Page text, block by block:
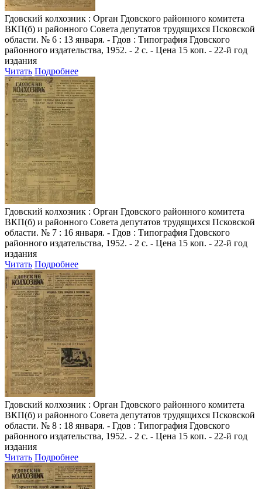
Гдовский колхозник : Орган Гдовского районного комитета
ВКП(б) и районного Совета депутатов трудящихся Псковской
области. № 6 : 13 января. - Гдов : Типография Гдовского
районного издательства, 1952. - 2 с. - Цена 15 коп. - 22-й год
издания
Читать Подробнее
Гдовский колхозник : Орган Гдовского районного комитета
ВКП(б) и районного Совета депутатов трудящихся Псковской
области. № 7 : 16 января. - Гдов : Типография Гдовского
районного издательства, 1952. - 2 с. - Цена 15 коп. - 22-й год
издания
Читать Подробнее
Гдовский колхозник : Орган Гдовского районного комитета
ВКП(б) и районного Совета депутатов трудящихся Псковской
области. № 8 : 18 января. - Гдов : Типография Гдовского
районного издательства, 1952. - 2 с. - Цена 15 коп. - 22-й год
издания
Читать Подробнее